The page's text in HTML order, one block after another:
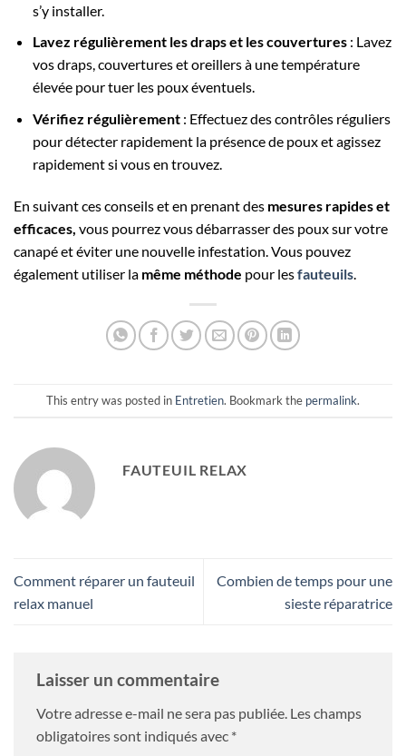
s’y installer.
Lavez régulièrement les draps et les couvertures: Lavez
vos draps, couvertures et oreillers à une température
élevée pour tuer les poux éventuels.
Vérifiez régulièrement: Effectuez des contrôles réguliers
pour détecter rapidement la présence de poux et agissez
rapidement si vous en trouvez.
En suivant ces conseils et en prenant des mesures rapides et
efficaces, vous pourrez vous débarrasser des poux sur votre
canapé et éviter une nouvelle infestation. Vous pouvez
également utiliser la même méthode pour lesfauteuils
This entry was posted in Entretien. Bookmark the permalink.
FAUTEUIL RELAX
Comment réparer un fauteuil
relax manuel
Combien de temps pour une
sieste réparatrice
Laisser un commentaire
Votre adresse e-mail ne sera pas publiée. Les champs
obligatoires sont indiqués avec *